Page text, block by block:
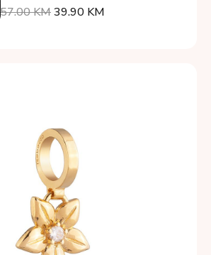
57.00KM39.90 KM